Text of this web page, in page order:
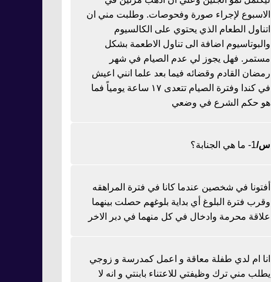
الاسبوع لإجراء صورة وفحوصات. وطلبت مني ان
اتناول الطعام الذي يحتوي على الكالسيوم
والبوتاسيوم اضافة الى تناول الاطعمة بشكل
مستمر. فهل يجوز لي عدم الصيام في شهر
رمضان القادم وقضائه فيما بعد علما انني اعيش
في كندا وفترة الصيام تتعدى ١٧ ساعة يومياً فما
هو حكم الشرع في وضعي
س/1- ما هي الجنابة؟
أفتونا في شخصين عندما كانا في فترة المراهقه
وقرب فترة البلوغ أي بداية بلوغهم حصلت بينهما
علاقة محرمة وادخال في كل منهما في دبر الاخر
انا ام لدي طفلة معاقة و اعمل كمدرسة و زوجي
يطلب مني ترك وظيفتي للاعتناء بابنتي و انه لا